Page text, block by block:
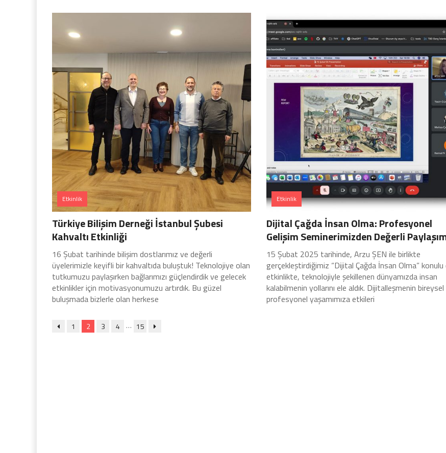
Etkinlik
Türkiye Bilişim Derneği İstanbul Şubesi
Kahvaltı Etkinliği
16 Şubat tarihinde bilişim dostlarımız ve değerli
üyelerimizle keyifli bir kahvaltıda buluştuk! Teknolojiye olan
tutkumuzu paylaşırken bağlarımızı güçlendirdik ve gelecek
etkinlikler için motivasyonumuzu artırdık. Bu güzel
buluşmada bizlerle olan herkese
Etkinlik
Dijital Çağda İnsan Olma: Profesyonel
Gelişim Seminerimizden Değerli
15 Şubat 2025 tarihinde, Arzu ŞEN ile birlikte
gerçekleştirdiğimiz “Dijital Çağda İnsan Olma” konulu
etkinlikte, teknolojiyle şekillenen dünyamızda insan
kalabilmenin yollarını ele aldık. Dijitalleşmenin
profesyonel yaşamımıza etkileri
1 2 3 4 … 15